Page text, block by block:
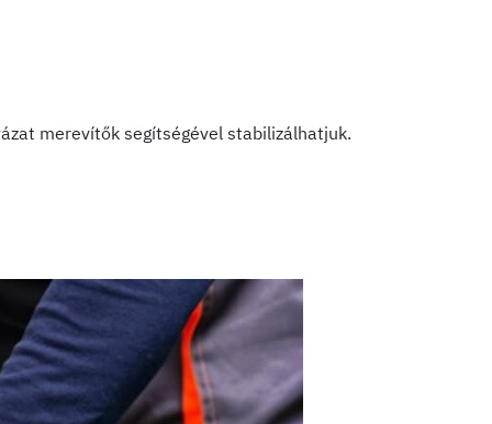
merevítők segítségével stabilizálhatjuk.